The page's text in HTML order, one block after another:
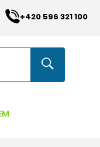
+420 596 321 100